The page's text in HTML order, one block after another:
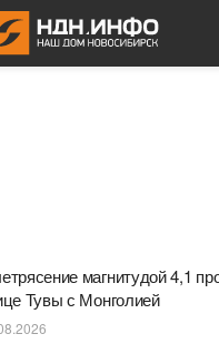
магнитудой 4,1
Тувы с Монголией